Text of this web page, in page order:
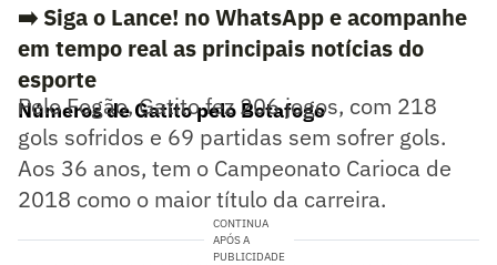
➡️ Siga o Lance! no WhatsApp e acompanhe
em tempo real as principais notícias do
esporte
Números de Gatito pelo Botafogo
Pelo Fogão, Gatito fez 206 jogos, com 218
gols sofridos e 69 partidas sem sofrer gols.
Aos 36 anos, tem o Campeonato Carioca de
2018 como o maior título da carreira.
CONTINUA
APÓS A
PUBLICIDADE